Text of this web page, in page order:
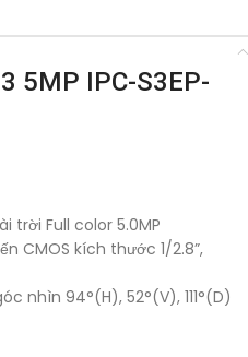
5MP IPC-S3EP-
trời Full color 5.0MP
CMOS kích thước 1/2.8”,
nhìn 94°(H), 52°(V), 111°(D)